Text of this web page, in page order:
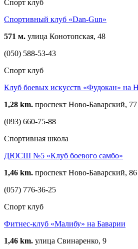
Спорт клуб
Спортивный клуб «Dan-Gun»
571 м. улица Конотопская, 48
(050) 588-53-43
Спорт клуб
Клуб боевых искусств «Фудокан» на
1,28 km. проспект Ново-Баварский, 77
(093) 660-75-88
Спортивная школа
ДЮСШ №5 «Клуб боевого самбо»
1,46 km. проспект Ново-Баварский, 86
(057) 776-36-25
Спорт клуб
Фитнес-клуб «Малибу» на Баварии
1,46 km. улица Свинаренко, 9